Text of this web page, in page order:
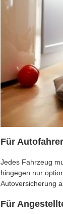
Für
Jedes Fahrzeug
hingegen nur
Autoversicherung
Für